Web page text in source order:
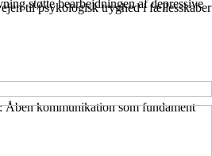
støtte bearbejdningen af depressive
til psykologisk tryghed i fællesskaber
kommunikation som fundament